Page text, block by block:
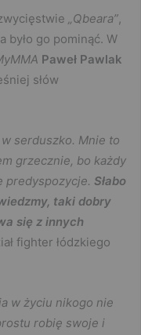
„Qbeara”,
było go pominąć. W
Paweł Pawlak
słów
serduszko. Mnie to
grzecznie, bo każdy
predyspozycje. Słabo
taki dobry
się z innych
fighter łódzkiego
w życiu nikogo nie
robię swoje i